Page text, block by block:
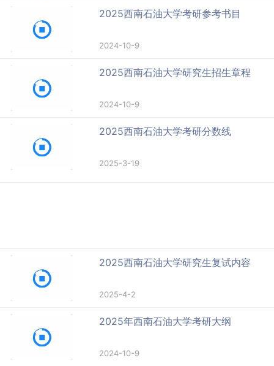
2025西南石油大学考研参考书目
2024-10-9
2025西南石油大学研究生招生章程
2024-10-9
2025西南石油大学考研分数线
2025-3-19
2025西南石油大学研究生复试内容
2025-4-2
2025年西南石油大学考研大纲
2024-10-9